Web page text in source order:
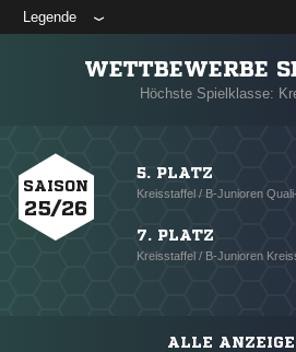
Legende
WETTBEWERBE
Höchste Spielklasse:
SAISON
25/26
5. PLATZ
Kreisstaffel / B-Junioren
7. PLATZ
Kreisstaffel / B-Junioren
ALLE